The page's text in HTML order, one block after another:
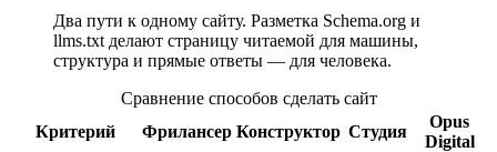
Два пути к одному сайту. Разметка Schema.org и
llms.txt делают страницу читаемой для машины,
структура и прямые ответы — для человека.
Сравнение способов сделать сайт
Критерий
Фрилансер Конструктор Студия
Opus
Digital